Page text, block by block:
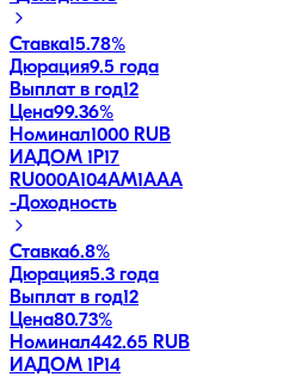
Ставка15.78%
Дюрация9.5 года
Выплат в год12
Цена99.36%
Номинал1000 RUB
ИАДОМ 1P17
RU000A104AM1AAA
-Доходность
Ставка6.8%
Дюрация5.3 года
Выплат в год12
Цена80.73%
Номинал442.65 RUB
ИАДОМ 1P14